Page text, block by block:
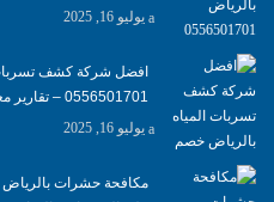
يوليو 16, 2025
0556501701‬‏ – تقارير معتمدة
يوليو 16, 2025